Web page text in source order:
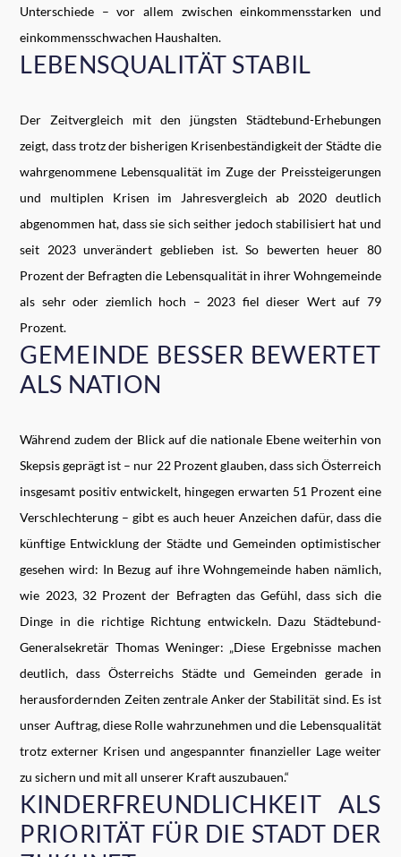
Unterschiede – vor allem zwischen einkommensstarken und
einkommensschwachen Haushalten.
LEBENSQUALITÄT STABIL
Der Zeitvergleich mit den jüngsten Städtebund-Erhebungen
zeigt, dass trotz der bisherigen Krisenbeständigkeit der Städte die
wahrgenommene Lebensqualität im Zuge der Preissteigerungen
und multiplen Krisen im Jahresvergleich ab 2020 deutlich
abgenommen hat, dass sie sich seither jedoch stabilisiert hat und
seit 2023 unverändert geblieben ist. So bewerten heuer 80
Prozent der Befragten die Lebensqualität in ihrer Wohngemeinde
als sehr oder ziemlich hoch – 2023 fiel dieser Wert auf 79
Prozent.
GEMEINDE BESSER BEWERTET
ALS NATION
Während zudem der Blick auf die nationale Ebene weiterhin von
Skepsis geprägt ist – nur 22 Prozent glauben, dass sich Österreich
insgesamt positiv entwickelt, hingegen erwarten 51 Prozent eine
Verschlechterung – gibt es auch heuer Anzeichen dafür, dass die
künftige Entwicklung der Städte und Gemeinden optimistischer
gesehen wird: In Bezug auf ihre Wohngemeinde haben nämlich,
wie 2023, 32 Prozent der Befragten das Gefühl, dass sich die
Dinge in die richtige Richtung entwickeln. Dazu Städtebund-
Generalsekretär Thomas Weninger: „Diese Ergebnisse machen
deutlich, dass Österreichs Städte und Gemeinden gerade in
herausfordernden Zeiten zentrale Anker der Stabilität sind. Es ist
unser Auftrag, diese Rolle wahrzunehmen und die Lebensqualität
trotz externer Krisen und angespannter finanzieller Lage weiter
zu sichern und mit all unserer Kraft auszubauen.“
KINDERFREUNDLICHKEIT ALS
PRIORITÄT FÜR DIE STADT DER